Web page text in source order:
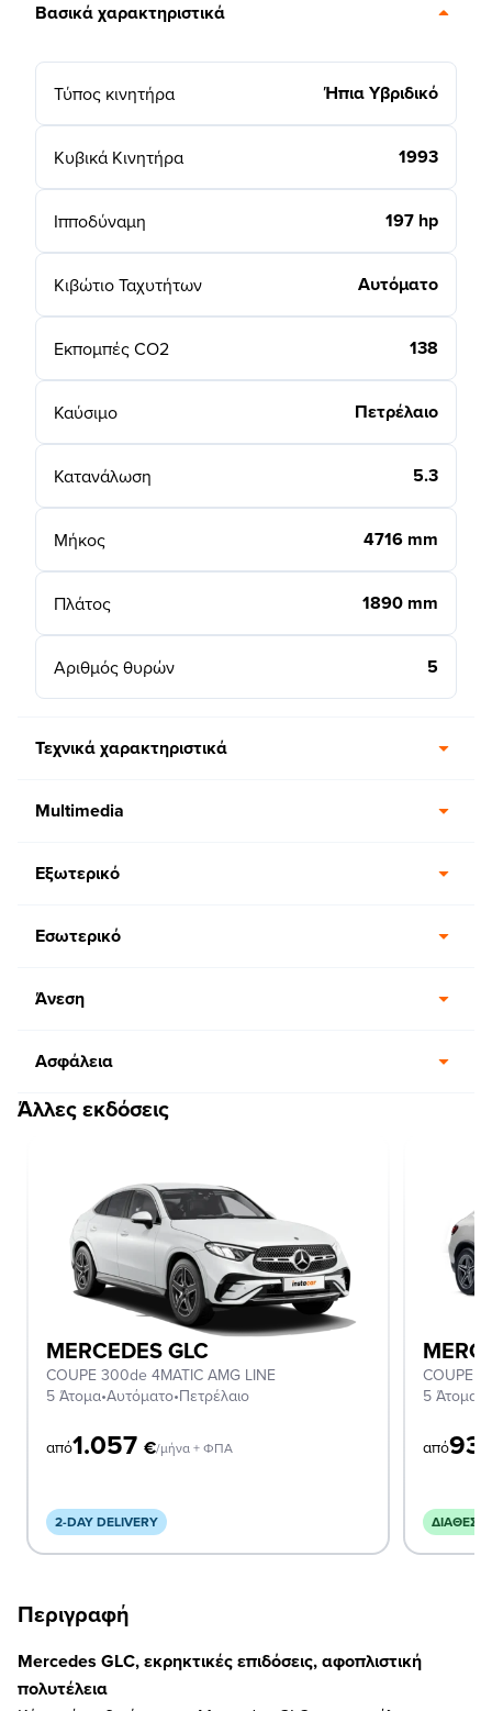
Βασικά χαρακτηριστικά
Τύπος κινητήρα Ήπια Υβριδικό
Κυβικά Κινητήρα 1993
Ιπποδύναμη 197 hp
Κιβώτιο Ταχυτήτων Αυτόματο
Εκπομπές CO2 138
Καύσιμο Πετρέλαιο
Κατανάλωση 5.3
Μήκος 4716 mm
Πλάτος 1890 mm
Αριθμός θυρών 5
Τεχνικά χαρακτηριστικά
Multimedia
Εξωτερικό
Εσωτερικό
Άνεση
Ασφάλεια
Άλλες εκδόσεις
MERCEDES GLC
COUPE 300de 4MATIC AMG LINE
5 Άτομα•Αυτόματο•Πετρέλαιο
από1.057 €/μήνα + ΦΠΑ
2-DAY DELIVERY
COUPE
5 Άτομα
από
Περιγραφή
Mercedes GLC, εκρηκτικές επιδόσεις, αφοπλιστική
πολυτέλεια